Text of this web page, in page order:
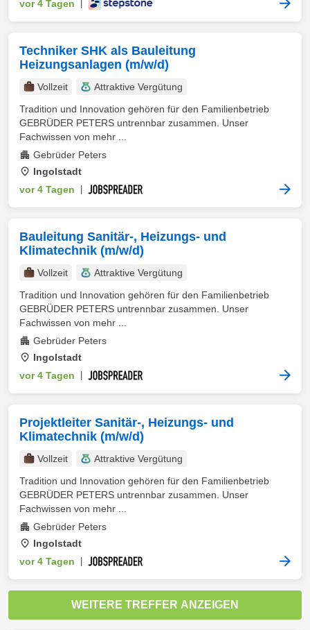
vor 4 Tagen
Techniker SHK als Bauleitung
Heizungsanlagen (m/w/d)
Vollzeit
Attraktive Vergütung
Tradition und Innovation gehören für den Familienbetrieb
GEBRÜDER PETERS untrennbar zusammen. Unser
Fachwissen von mehr ...
Gebrüder Peters
Ingolstadt
vor 4 Tagen
Bauleitung Sanitär-, Heizungs- und
Klimatechnik (m/w/d)
Vollzeit
Attraktive Vergütung
Tradition und Innovation gehören für den Familienbetrieb
GEBRÜDER PETERS untrennbar zusammen. Unser
Fachwissen von mehr ...
Gebrüder Peters
Ingolstadt
vor 4 Tagen
Projektleiter Sanitär-, Heizungs- und
Klimatechnik (m/w/d)
Vollzeit
Attraktive Vergütung
Tradition und Innovation gehören für den Familienbetrieb
GEBRÜDER PETERS untrennbar zusammen. Unser
Fachwissen von mehr ...
Gebrüder Peters
Ingolstadt
vor 4 Tagen
WEITERE TREFFER ANZEIGEN